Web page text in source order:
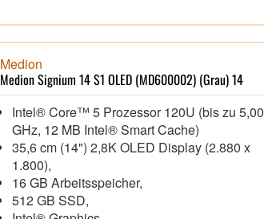
Webcam mit integriertem Mikrofon
Wi-Fi 7 (802.11be), Bluetooth® 5.4,
1x HDMI 2.0, 1x USB4, 1x USB 3.2 Gen 1
Type-C, 2x USB 3.2 Gen 1, 1x USB 2.0,
Speicherkartenleser
Windows® 11 Home 64 Bit,
Medion
Medion Signium 14 S1 OLED (MD600002) (Grau) 14
Intel® Core™ 5 Prozessor 120U (bis zu 5,00
GHz, 12 MB Intel® Smart Cache)
35,6 cm (14") 2,8K OLED Display (2.880 x
1.800),
16 GB Arbeitsspeicher,
512 GB SSD,